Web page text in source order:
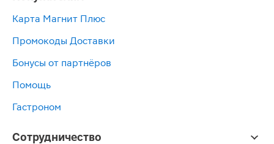
Карта Магнит Плюс
Промокоды Доставки
Бонусы от партнёров
Помощь
Гастроном
Сотрудничество